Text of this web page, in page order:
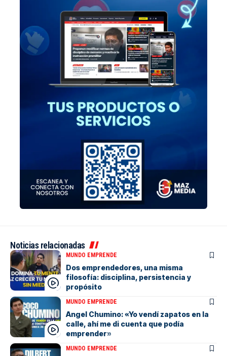
Noticias relacionadas
MUNDO EMPRENDE
Dos emprendedores, una misma
filosofía: disciplina, persistencia y
propósito
MUNDO EMPRENDE
Angel Chumino: «Yo vendí zapatos en la
calle, ahí me di cuenta que podía
emprender»
MUNDO EMPRENDE